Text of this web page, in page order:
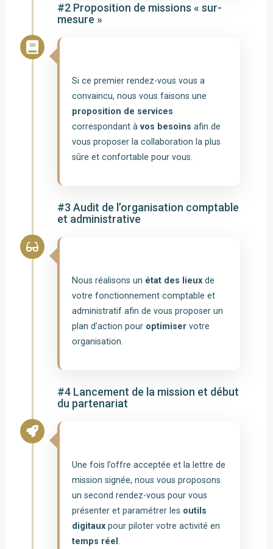
#2 Proposition de missions « sur-
mesure »
Si ce premier rendez-vous vous a
convaincu, nous vous faisons une
proposition de services
correspondant à vos besoins afin de
vous proposer la collaboration la plus
sûre et confortable pour vous.
#3 Audit de l’organisation comptable
et administrative
Nous réalisons un état des lieux de
votre fonctionnement comptable et
administratif afin de vous proposer un
plan d’action pour optimiservotre
organisation.
#4 Lancement de la mission et début
du partenariat
Une fois l’offre acceptée et la lettre de
mission signée, nous vous proposons
un second rendez-vous pour vous
présenter et paramétrer les outils
digitaux pour piloter votre activité en
temps réel .